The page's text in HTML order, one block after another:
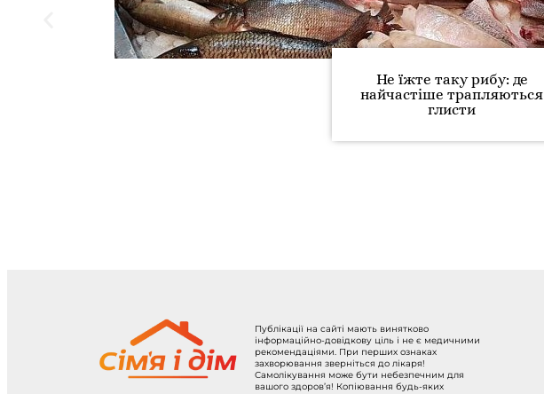
Не їжте таку рибу: де
найчастіше трапляються
глисти
Публікації на сайті мають винятково
інформаційно-довідкову ціль і не є медичними
рекомендаціями. При перших ознаках
захворювання зверніться до лікаря!
Самолікування може бути небезпечним для
вашого здоров’я! Копіювання будь-яких